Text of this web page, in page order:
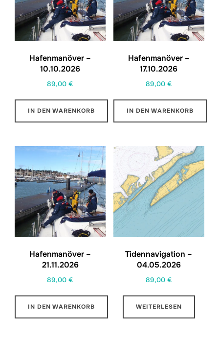
Hafenmanöver –
10.10.2026
89,00€
IN DEN WARENKORB
Hafenmanöver –
17.10.2026
89,00 €
IN DEN WARENKORB
Hafenmanöver –
21.11.2026
89,00€
IN DEN WARENKORB
Tidennavigation –
04.05.2026
89,00 €
WEITERLESEN